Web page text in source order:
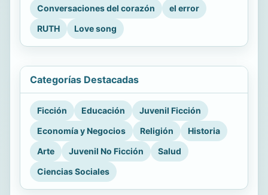
Conversaciones del corazón
el error
RUTH
Love song
Categorías Destacadas
Ficción Educación
Juvenil Ficción
Economía y Negocios
Religión
Historia
Arte
Juvenil No Ficción
Salud
Ciencias Sociales